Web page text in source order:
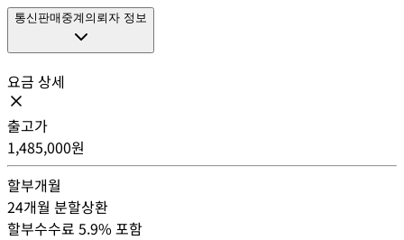
통신판매중계의뢰자 정보
요금 상세
출고가
1,485,000원
할부개월
24개월 분할상환
할부수수료 5.9% 포함